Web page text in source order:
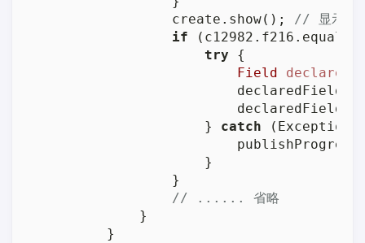
                create.show();
// 显示弹
if (c12982.f216.equals(
try {
Field
                    }
catch (Exception
                    }
                }
// ...... 省略
            }
        }